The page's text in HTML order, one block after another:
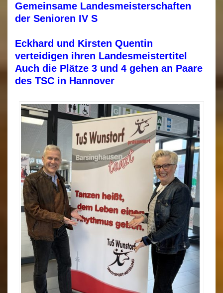
Gemeinsame Landesmeisterschaften
der Senioren IV S
Eckhard und Kirsten Quentin
verteidigen ihren Landesmeistertitel
Auch die Plätze 3 und 4 gehen an Paare
des TSC in Hannover